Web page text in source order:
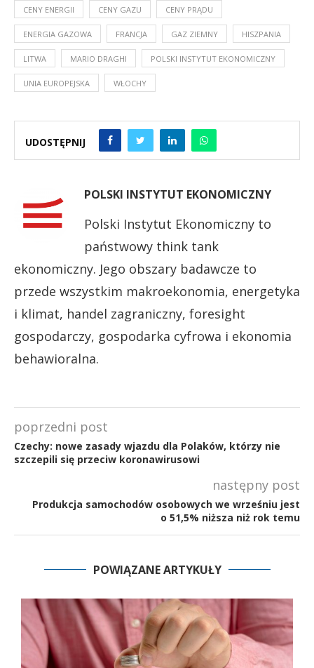
CENY ENERGII CENY GAZU CENY PRĄDU
ENERGIA GAZOWA FRANCJA GAZ ZIEMNY HISZPANIA
LITWA MARIO DRAGHI POLSKI INSTYTUT EKONOMICZNY
UNIA EUROPEJSKA WŁOCHY
UDOSTĘPNIJ
POLSKI INSTYTUT EKONOMICZNY
Polski Instytut Ekonomiczny to
państwowy think tank
ekonomiczny. Jego obszary badawcze to
przede wszystkim makroekonomia, energetyka
i klimat, handel zagraniczny, foresight
gospodarczy, gospodarka cyfrowa i ekonomia
behawioralna.
poprzedni post
Czechy: nowe zasady wjazdu dla Polaków, którzy nie
szczepili się przeciw koronawirusowi
następny post
Produkcja samochodów osobowych we wrześniu jest
o 51,5% niższa niż rok temu
POWIĄZANE ARTYKUŁY